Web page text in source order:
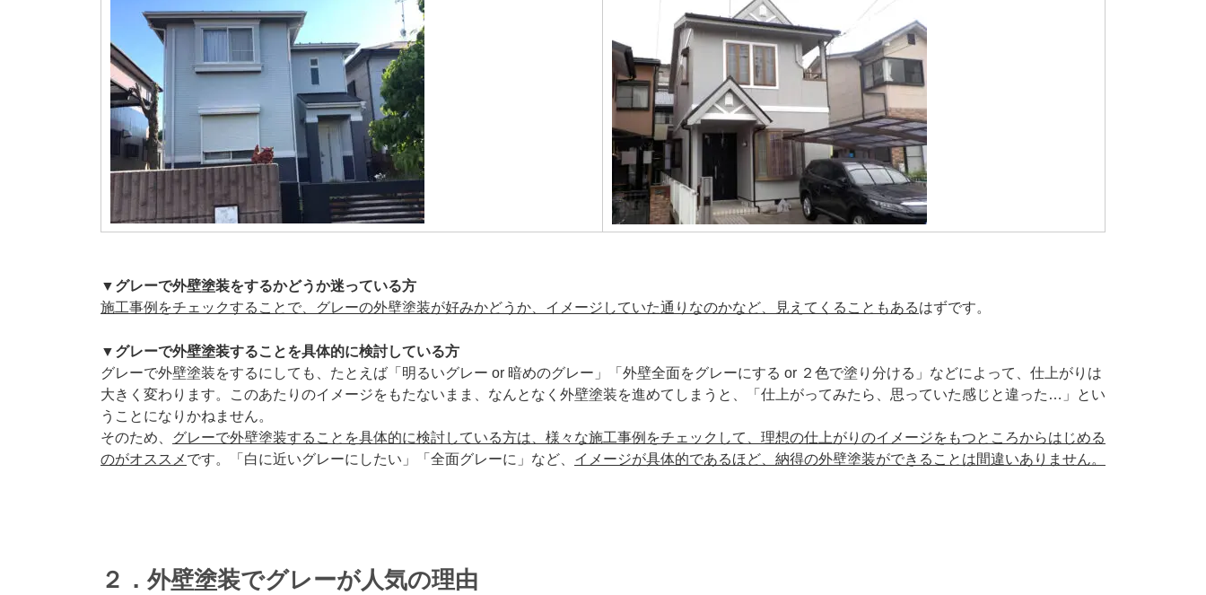
▼グレーで外壁塗装をするかどうか迷っている方
施工事例をチェックすることで、グレーの外壁塗装が好みかどうか、イメージしていた通りなのかなど、見えてくることもあるはずです。
▼グレーで外壁塗装することを具体的に検討している方
グレーで外壁塗装をするにしても、たとえば「明るいグレー or 暗めのグレー」「外壁全面をグレーにする or ２色で塗り分ける」などによって、仕上がりは
大きく変わります。このあたりのイメージをもたないまま、なんとなく外壁塗装を進めてしまうと、「仕上がってみたら、思っていた感じと違った…」とい
うことになりかねません。
そのため、 グレーで外壁塗装することを具体的に検討している方は、様々な施工事例をチェックして、理想の仕上がりのイメージをもつところからはじめる
のがオススメ です。「白に近いグレーにしたい」「全面グレーに」など、 イメージが具体的であるほど、納得の外壁塗装ができることは間違いありません。
２．外壁塗装でグレーが人気の理由